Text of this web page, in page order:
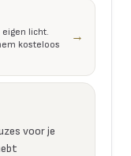
licht.
kosteloos
→
voor je